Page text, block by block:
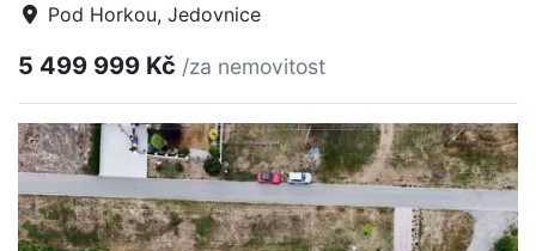
Pod Horkou, Jedovnice
5 499 999 Kč /za nemovitost